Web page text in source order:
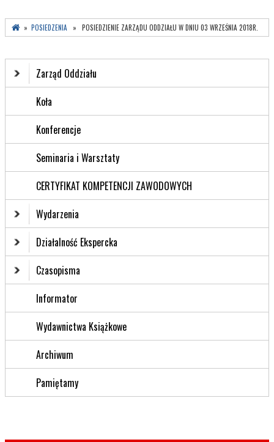
» POSIEDZENIA » POSIEDZIENIE ZARZĄDU ODDZIAŁU W DNIU 03 WRZEŚNIA 2018R.
Zarząd Oddziału
Koła
Konferencje
Seminaria i Warsztaty
CERTYFIKAT KOMPETENCJI ZAWODOWYCH
Wydarzenia
Działalność Ekspercka
Czasopisma
Informator
Wydawnictwa Książkowe
Archiwum
Pamiętamy